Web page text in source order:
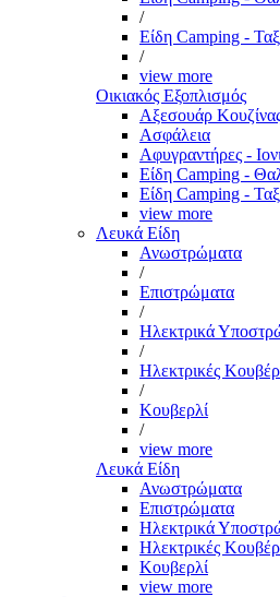
/
Είδη Camping -
/
view more
Οικιακός Εξοπλισμός
Αξεσουάρ
Ασφάλεια
Αφυγραντήρες -
Είδη Camping -
Είδη Camping -
view more
Λευκά Είδη
Ανωστρώματα
/
Επιστρώματα
/
Ηλεκτρικά
/
Ηλεκτρικές
/
Κουβερλί
/
view more
Λευκά Είδη
Ανωστρώματα
Επιστρώματα
Ηλεκτρικά
Ηλεκτρικές
Κουβερλί
view more